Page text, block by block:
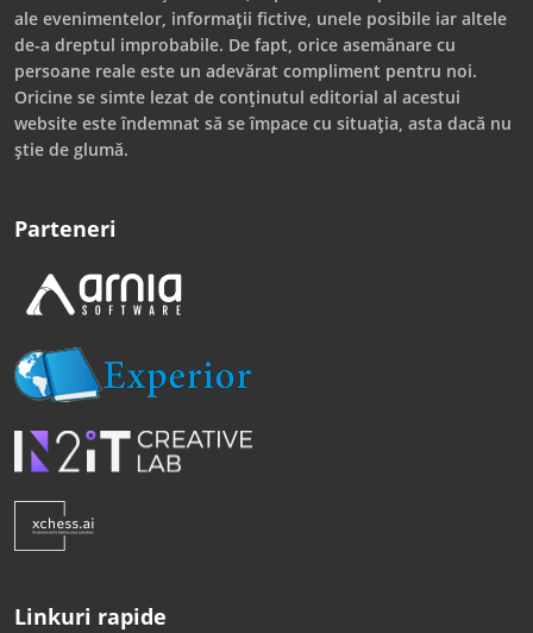
ale evenimentelor, informații fictive, unele posibile iar altele
de-a dreptul improbabile. De fapt, orice asemănare cu
persoane reale este un adevărat compliment pentru noi.
Oricine se simte lezat de conținutul editorial al acestui
website este îndemnat să se împace cu situația, asta dacă nu
știe de glumă.
Parteneri
Linkuri rapide